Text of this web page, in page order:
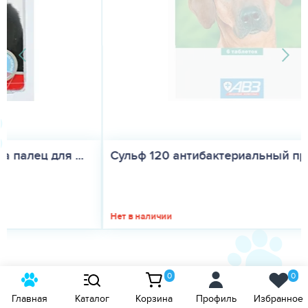
Сульф 120 антибактериальный препарат для ...
Главная Каталог
0
Корзина Профиль
0
Избранное